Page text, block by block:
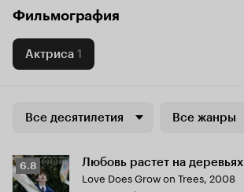
Фильмография
Актриса 1
Все десятилетия Все жанры
Рейтинг
Кинопоиска
6.8 Любовь растет на деревьях
Love Does Grow on Trees, 2008